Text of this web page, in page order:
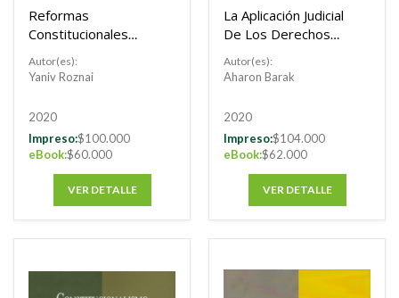
Reformas
Constitucionales
Autor(es):
Yaniv Roznai
2020
Impreso:$100.000
eBook:$60.000
VER DETALLE
La Aplicación Judicial
De Los Derechos
Autor(es):
Aharon Barak
2020
Impreso:$104.000
eBook:$62.000
VER DETALLE